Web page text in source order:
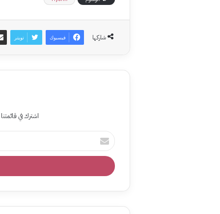
شاركها فيسبوك تويتر
اشترك في
أدخل
بريدك
الإلكتروني